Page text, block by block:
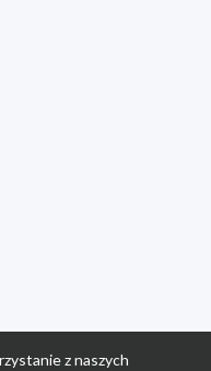
z naszych